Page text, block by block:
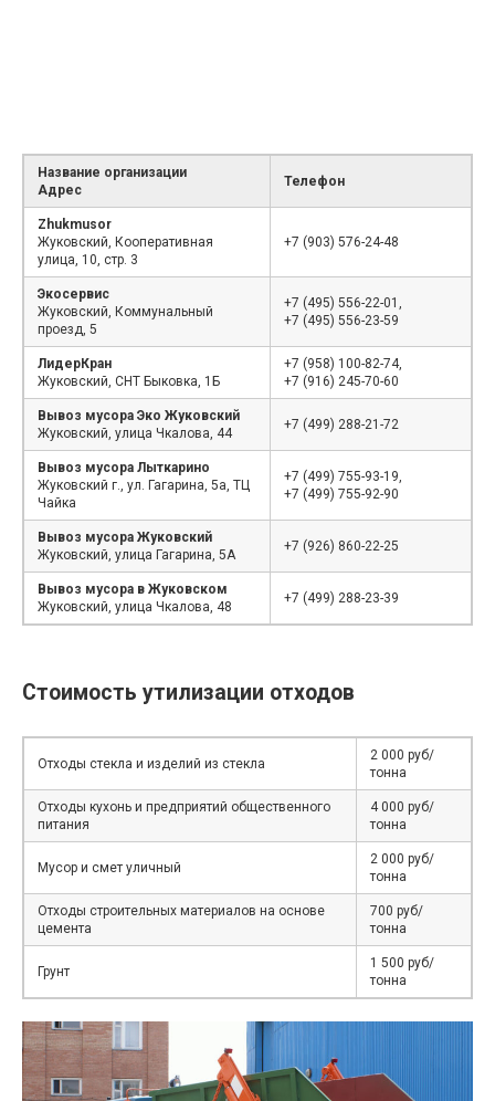
Название организации
Адрес
Телефон
Zhukmusor
Жуковский, Кооперативная
улица, 10, стр. 3
+7 (903) 576-24-48
Экосервис
Жуковский, Коммунальный
проезд, 5
+7 (495) 556-22-01,
+7 (495) 556-23-59
ЛидерКран
Жуковский, СНТ Быковка, 1Б
+7 (958) 100-82-74,
+7 (916) 245-70-60
Вывоз мусора Эко Жуковский
Жуковский, улица Чкалова, 44
+7 (499) 288-21-72
Вывоз мусора Лыткарино
Жуковский г., ул. Гагарина, 5а, ТЦ
Чайка
+7 (499) 755-93-19,
+7 (499) 755-92-90
Вывоз мусора Жуковский
Жуковский, улица Гагарина, 5А
+7 (926) 860-22-25
Вывоз мусора в Жуковском
Жуковский, улица Чкалова, 48
+7 (499) 288-23-39
Стоимость утилизации отходов
Отходы стекла и изделий из стекла
2 000 руб/
тонна
Отходы кухонь и предприятий общественного
питания
4 000 руб/
тонна
Мусор и смет уличный
2 000 руб/
тонна
Отходы строительных материалов на основе
цемента
700 руб/
тонна
Грунт
1 500 руб/
тонна